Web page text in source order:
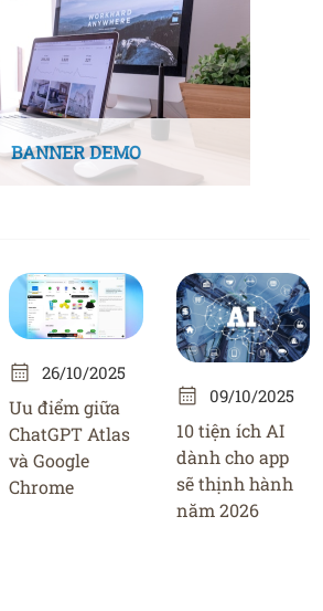
BANNER DEMO
26/10/2025
Uu điểm giữa
ChatGPT Atlas
và Google
Chrome
09/10/2025
10 tiện ích AI
dành cho app
sẽ thịnh hành
năm 2026